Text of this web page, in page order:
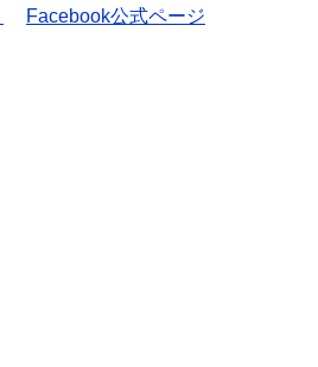
Facebook公式ページ